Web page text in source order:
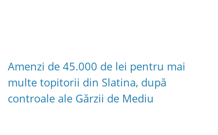
Amenzi de 45.000 de lei pentru mai
multe topitorii din Slatina, după
controale ale Gărzii de Mediu